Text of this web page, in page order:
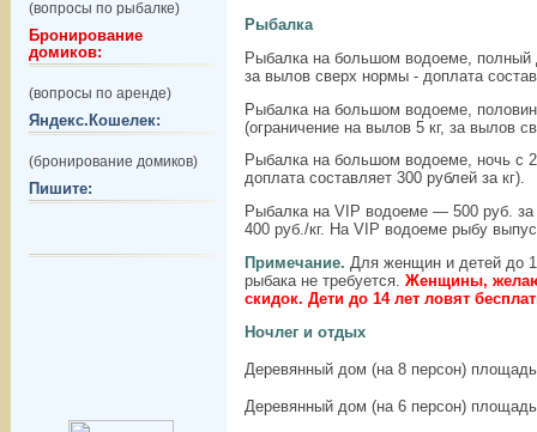
(вопросы по рыбалке)
Бронирование
домиков:
(вопросы по аренде)
Яндекс.Кошелек:
(бронирование домиков)
Пишите:
Рыбалка
Рыбалка на большом водоеме, полный
за вылов сверх нормы - доплата
Рыбалка на большом водоеме,
(ограничение на вылов 5 кг, за вылов
Рыбалка на большом водоеме, ночь с
доплата составляет 300 рублей за кг).
Рыбалка на VIP водоеме — 500 руб.
400 руб./кг. На VIP водоеме рыбу
Примечание. Для женщин и детей до
рыбака не требуется. Женщины,
скидок. Дети до 14 лет ловят
Ночлег и отдых
Деревянный дом (на 8 персон)
Деревянный дом (на 6 персон)